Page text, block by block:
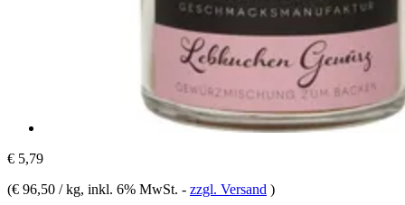
€ 5,79
(€ 96,50 / kg, inkl. 6% MwSt. - zzgl. Versand )